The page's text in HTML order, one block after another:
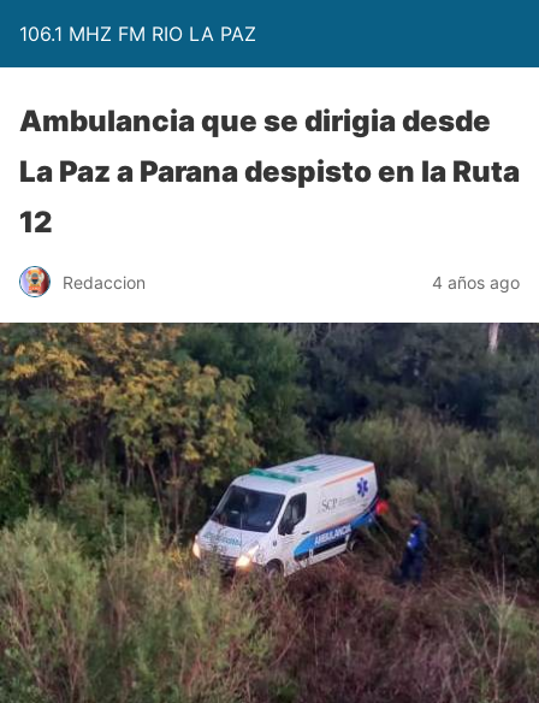
106.1 MHZ FM RIO LA PAZ
Ambulancia que se dirigia desde
La Paz a Parana despisto en la Ruta
12
Redaccion 4 años ago